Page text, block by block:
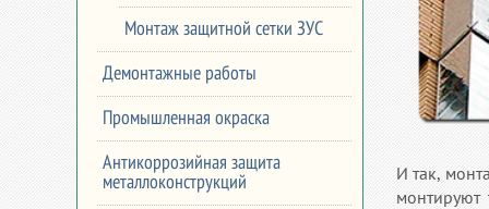
Монтаж защитной сетки ЗУС
Демонтажные работы
Промышленная окраска
Антикоррозийная защита
металлоконструкций
И так,
монтируют